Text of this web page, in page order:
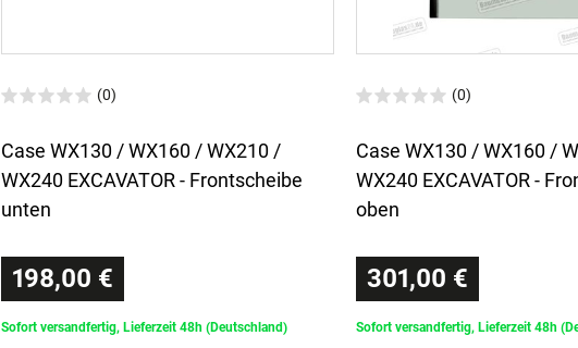
(0)
Case WX130 / WX160 / WX210 /
WX240 EXCAVATOR - Frontscheibe
unten
198,00 €
Sofort versandfertig, Lieferzeit 48h (Deutschland)
(0)
Case WX130 / WX160 /
WX240 EXCAVATOR -
oben
301,00 €
Sofort versandfertig, Lieferzeit 48h